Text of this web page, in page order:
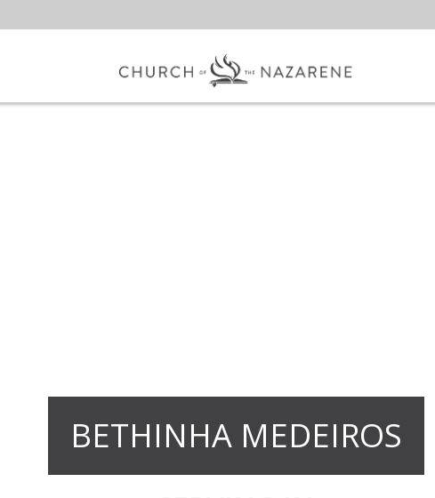
BETHINHA MEDEIROS